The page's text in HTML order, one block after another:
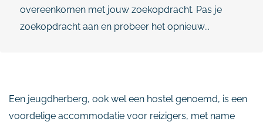
overeenkomen met jouw zoekopdracht. Pas je
zoekopdracht aan en probeer het opnieuw...
Een jeugdherberg, ook wel een hostel genoemd, is een
voordelige accommodatie voor reizigers, met name